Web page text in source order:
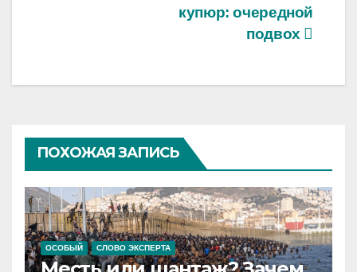
купюр: очередной
подвох
ПОХОЖАЯ ЗАПИСЬ
ОСОБЫЙ СЛОВО ЭКСПЕРТА